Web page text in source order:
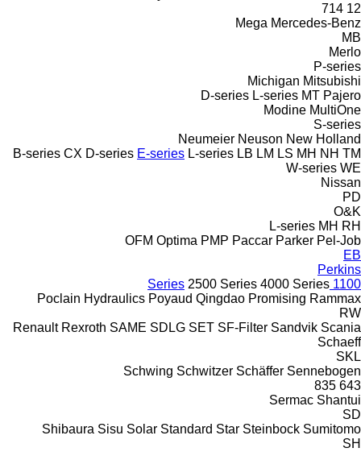
12
714
Mega Mercedes-Benz
MB
Merlo
P-series
Michigan Mitsubishi
D-series L-series MT Pajero
Modine MultiOne
S-series
Neumeier Neuson New Holland
B-series CX D-series E-series L-series LB LM LS MH NH TM
W-series WE
Nissan
PD
O&K
L-series MH RH
OFM Optima PMP Paccar Parker Pel-Job
EB
Perkins
1100 Series
2500 Series 4000 Series
Poclain Hydraulics Poyaud Qingdao Promising Rammax
RW
Renault Rexroth SAME SDLG SET SF-Filter Sandvik Scania
Schaeff
SKL
Schwing Schwitzer Schäffer Sennebogen
643
835
Sermac Shantui
SD
Shibaura Sisu Solar Standard Star Steinbock Sumitomo
SH